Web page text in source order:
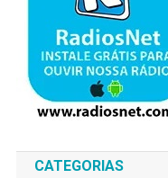
CATEGORIAS